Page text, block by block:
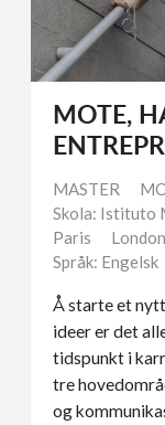
MOTE,
MASTER
Skola: Istituto
Paris
London
Språk: Engelsk
Å starte et
ideer er det
tidspunkt i
tre
og